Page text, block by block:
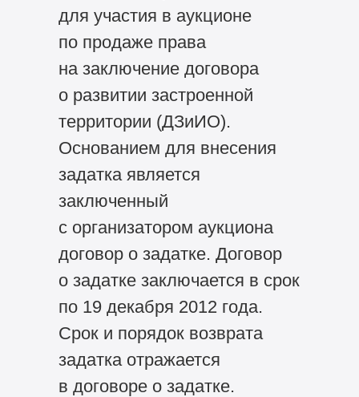
для участия в аукционе
по продаже права
на заключение договора
о развитии застроенной
территории (ДЗиИО).
Основанием для внесения
задатка является
заключенный
с организатором аукциона
договор о задатке. Договор
о задатке заключается в срок
по 19 декабря 2012 года.
Срок и порядок возврата
задатка отражается
в договоре о задатке.